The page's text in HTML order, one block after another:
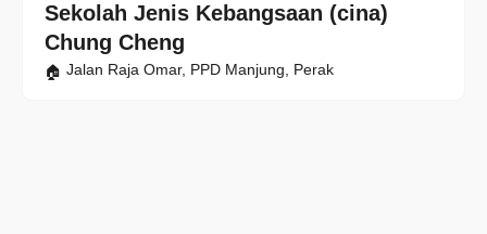
Sekolah Jenis Kebangsaan (cina)
Chung Cheng
Jalan Raja Omar, PPD Manjung, Perak